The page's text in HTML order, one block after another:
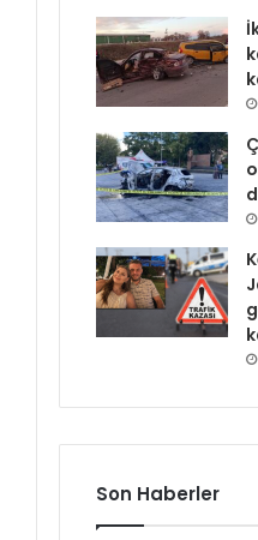
Son Haberler